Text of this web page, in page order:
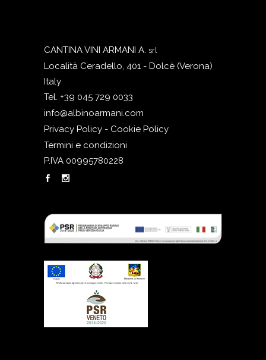
CANTINA VINI ARMANI A. srl
Località Ceradello, 401 - Dolcè (Verona)
Italy
Tel. +39 045 729 0033
info@albinoarmani.com
Privacy Policy - Cookie Policy
Termini e condizioni
P.IVA 00995780228